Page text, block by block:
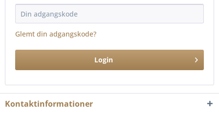
Glemt din adgangskode?
Login
Kontaktinformationer